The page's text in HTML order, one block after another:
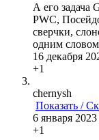
А его задача
PWC,
сверчки,
одним
16 декабря
+1
chernysh
Показать /
6 января
+1